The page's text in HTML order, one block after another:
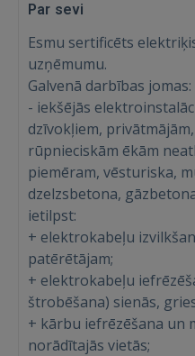
Par sevi
Esmu sertificēts
uzņēmumu.
Galvenā darbības jomas:
- iekšējās
dzīvokļiem,
rūpnieciskām ēkām
piemēram, vēsturiska,
dzelzsbetona,
ietilpst:
+ elektrokabeļu
patērētājam;
+ elektrokabeļu
štrobēšana) sienās,
+ kārbu iefrēzēšana un
norādītajās vietās;